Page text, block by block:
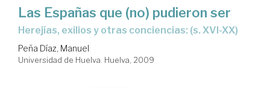
Las Españas que (no) pudieron ser
herejías, exilios y otras conciencias: (s. XVI-XX)
Peña Díaz, Manuel
Universidad de Huelva. Huelva, 2009